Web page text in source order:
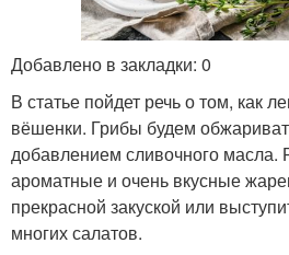
Добавлено в закладки: 0
В статье пойдет речь о том, как
вёшенки. Грибы будем
добавлением сливочного масла.
ароматные и очень вкусные
прекрасной закуской или
многих салатов.